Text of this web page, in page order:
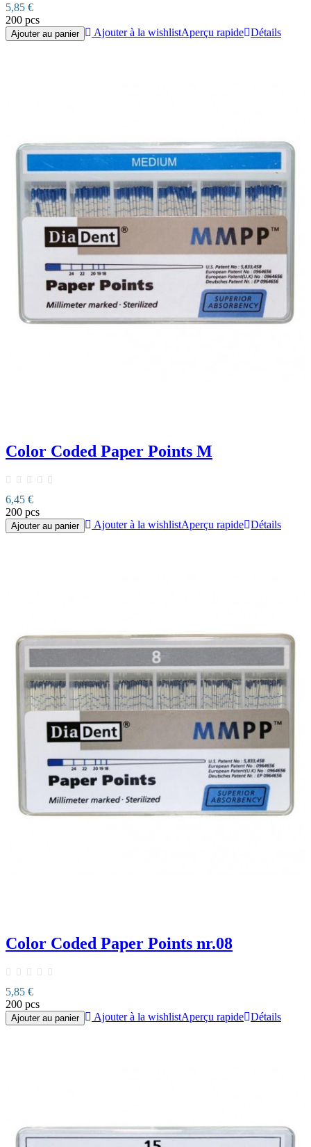
5,85 €
200 pcs
Ajouter au panier Ajouter à la wishlistAperçu rapide Détails
Color Coded Paper Points M
6,45 €
200 pcs
Ajouter au panier Ajouter à la wishlistAperçu rapide Détails
Color Coded Paper Points nr.08
5,85 €
200 pcs
Ajouter au panier Ajouter à la wishlistAperçu rapide Détails